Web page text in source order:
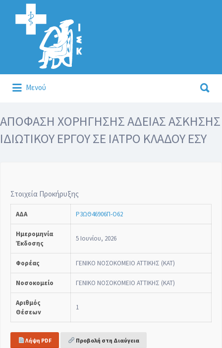
Αναζήτηση
για:
Μενού
για:
ΑΠΟΦΑΣΗ ΧΟΡΗΓΗΣΗΣ ΑΔΕΙΑΣ ΑΣΚΗΣΗΣ
ΙΔΙΩΤΙΚΟΥ ΕΡΓΟΥ ΣΕ ΙΑΤΡΟ ΚΛΑΔΟΥ ΕΣΥ
Στοιχεία Προκήρυξης
ΑΔΑ Ρ3ΩΘ46906Π-Ο62
Ημερομηνία
Έκδοσης
5 Ιουνίου, 2026
Φορέας ΓΕΝΙΚΟ ΝΟΣΟΚΟΜΕΙΟ ΑΤΤΙΚΗΣ (ΚΑΤ)
Νοσοκομείο ΓΕΝΙΚΟ ΝΟΣΟΚΟΜΕΙΟ ΑΤΤΙΚΗΣ (ΚΑΤ)
Αριθμός
Θέσεων
1
Λήψη PDF Προβολή στη Διαύγεια